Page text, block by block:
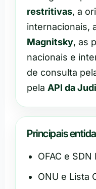
restritivas, a
internacionais,
Magnitsky, as
nacionais e
de consulta
pela API da
Principais
OFAC e SDN
ONU e Lista